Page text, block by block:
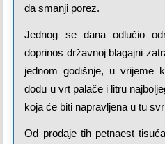
da smanji porez.
Jednog se dana odlučio
doprinos državnoj blagajni
jednom godišnje, u vrijeme
dođu u vrt palače i litru
koja će biti napravljena u tu
Od prodaje tih petnaest